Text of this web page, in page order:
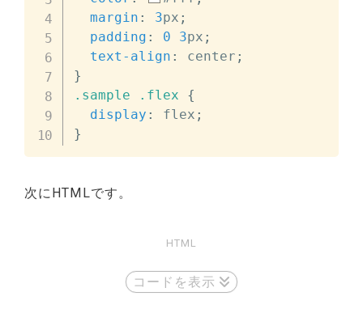
margin : 3px ;
padding : 0 3px ;
text-align : center ;
}
.sample
.flex
{
display : flex ;
}
次にHTMLです。
HTML
コードを表示